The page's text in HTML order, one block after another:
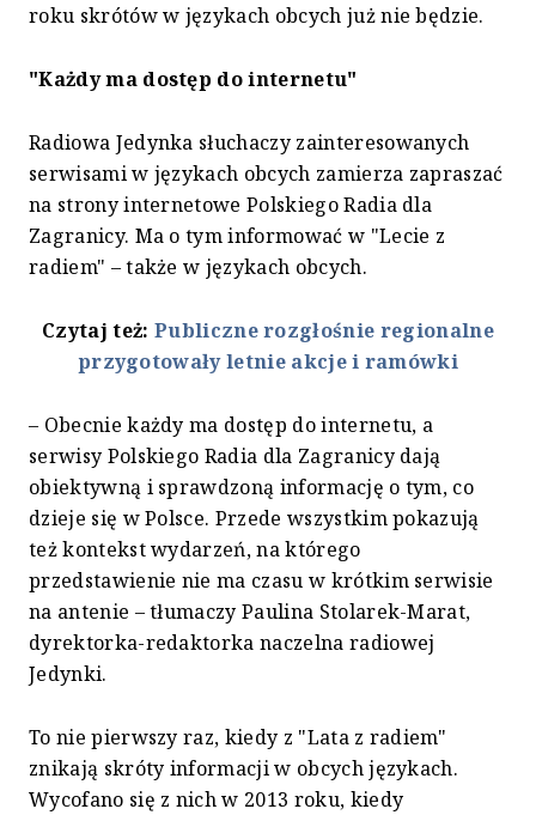
roku skrótów w językach obcych już nie będzie.
"Każdy ma dostęp do internetu"
Radiowa Jedynka słuchaczy zainteresowanych
serwisami w językach obcych zamierza zapraszać
na strony internetowe Polskiego Radia dla
Zagranicy. Ma o tym informować w "Lecie z
radiem" – także w językach obcych.
Czytaj też: Publiczne rozgłośnie regionalne
przygotowały letnie akcje i ramówki
– Obecnie każdy ma dostęp do internetu, a
serwisy Polskiego Radia dla Zagranicy dają
obiektywną i sprawdzoną informację o tym, co
dzieje się w Polsce. Przede wszystkim pokazują
też kontekst wydarzeń, na którego
przedstawienie nie ma czasu w krótkim serwisie
na antenie – tłumaczy Paulina Stolarek-Marat,
dyrektorka-redaktorka naczelna radiowej
Jedynki.
To nie pierwszy raz, kiedy z "Lata z radiem"
znikają skróty informacji w obcych językach.
Wycofano się z nich w 2013 roku, kiedy